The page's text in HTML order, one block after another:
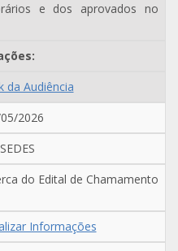
e dos aprovados no
da Audiência
2026
SEDES
do Edital de Chamamento
Informações